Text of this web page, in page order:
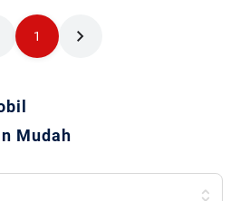
1
Mudah